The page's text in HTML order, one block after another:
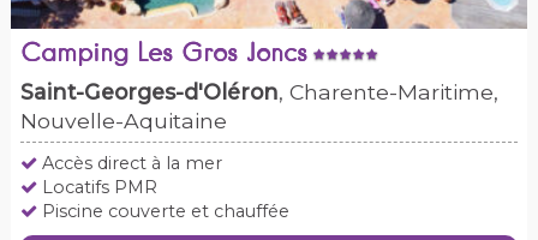
Camping Les Gros Joncs
Saint-Georges-d'Oléron, Charente-Maritime,
Nouvelle-Aquitaine
Accès direct à la mer
Locatifs PMR
Piscine couverte et chauffée